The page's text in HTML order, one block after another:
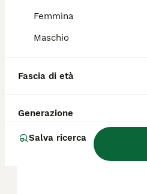
Femmina
Maschio
Fascia di età
Generazione
Salva ricerca
all'obbedienza è
cucciolo.
Cosa significa
Quali sono i
Pastore Tedesco?